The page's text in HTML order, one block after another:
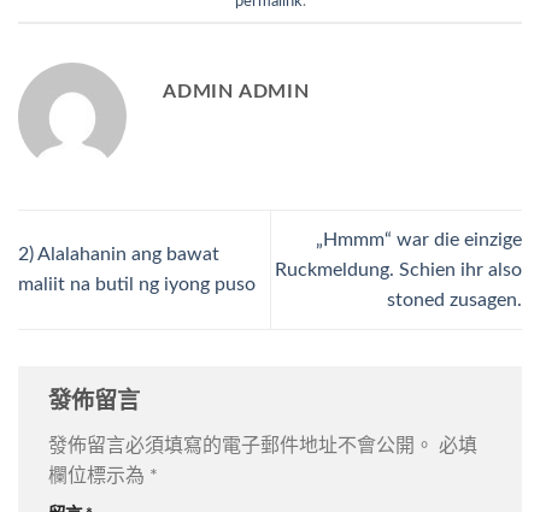
ADMIN ADMIN
2) Alalahanin ang bawat
maliit na butil ng iyong puso
„Hmmm“ war die einzige
Ruckmeldung. Schien ihr also
stoned zusagen.
發佈留言
發佈留言必須填寫的電子郵件地址不會公開。
必填
欄位標示為 *